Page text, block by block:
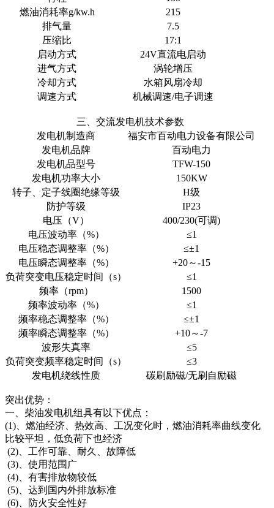
燃油消耗率g/kw.h
215
排气量
7.5
压缩比
17:1
启动方式
24V直流电启动
进气方式
涡轮增压
冷却方式
水箱风扇冷却
调速方式
机械调速/电子调速
三、交流发电机技术参数
发电机制造商
福安市百动电力设备有限公司
发电机品牌
百动电力
发电机品型号
TFW-150
发电机功率大小
150KW
转子、定子线圈绝缘等级
H级
防护等级
IP23
电压（V）
400/230(可调)
电压波动率（%）
≤1
电压稳态调整率（%）
≤±1
电压瞬态调整率（%）
+20～-15
负荷突变电压稳定时间（s）
≤1
频率（rpm）
1500
频率波动率（%）
≤1
频率稳态调整率（%）
≤±1
频率瞬态调整率（%）
+10～-7
波形失真率
≤5
负荷突变频率稳定时间（s）
≤3
发电机绕线性质
碳刷励磁/无刷自励磁
突出优势：
一、柴油发电机组具有以下优点：
(1)、燃油经济、热效高、工况变化时，燃油消耗率曲线变化
比较平坦，低负荷下也经济
(2)、工作可靠、耐久、故障低
(3)、使用范围广
(4)、有害排放物较低
(5)、达到国内外排放标准
(6)、防火安全性好